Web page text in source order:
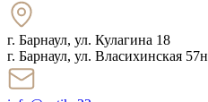
г. Барнаул, ул. Кулагина 18
г. Барнаул, ул. Власихинская 57н